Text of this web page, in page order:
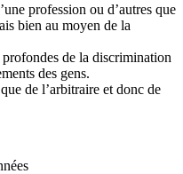
profession ou d’autres que
bien au moyen de la
de la discrimination
des gens.
de l’arbitraire et donc de